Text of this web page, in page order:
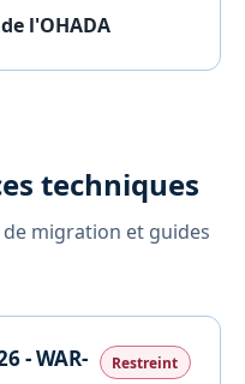
l'OHADA
techniques
migration et guides
- WAR-
Restreint